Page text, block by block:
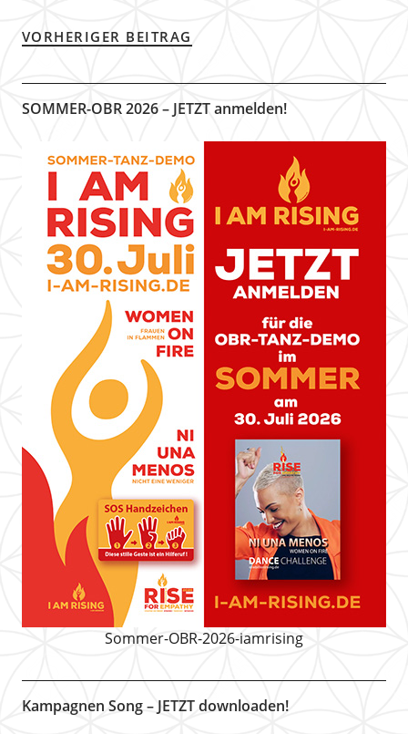
VORHERIGER BEITRAG
SOMMER-OBR 2026 – JETZT anmelden!
Sommer-OBR-2026-iamrising
Kampagnen Song – JETZT downloaden!